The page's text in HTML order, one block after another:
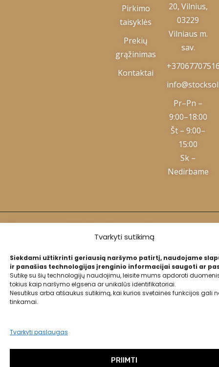
Tvarkyti sutikimą
Siekdami užtikrinti geriausią naršymo patirtį, naudojame
ir panašias technologijas įrenginio informacijai saugoti ar
Sutikę su šių technologijų naudojimu, leisite mums apdoroti
tokius kaip naršymo elgsena ar unikalūs identifikatoriai.
Nesutikus arba atšaukus sutikimą, kai kurios svetainės funkcijos gali
tinkamai.
Tvarkyti paslaugas
PRIIMTI
Pirkimo
taisyklės
Prekių
grąžinimas
Kontaktai
20, Vilnius,
03229
Vilniaus m.
sav.
Pr–Pn –
9:00–18:00
Št – 9:00–
15:00
Sk –
Nedirbame
Privatumo politika
Slapukų politika